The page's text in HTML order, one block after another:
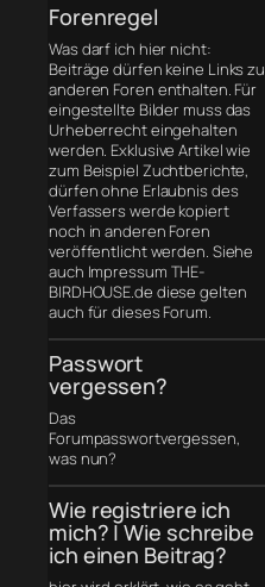
Forenregel
Was darf ich hier nicht:
Beiträge dürfen keine Links zu
anderen Foren enthalten. Für
eingestellte Bilder muss das
Urheberrecht eingehalten
werden. Exklusive Artikel wie
zum Beispiel Zuchtberichte,
dürfen ohne Erlaubnis des
Verfassers werde kopiert
noch in anderen Foren
veröffentlicht werden. Siehe
auch Impressum THE-
BIRDHOUSE.de diese gelten
auch für dieses Forum.
Passwort
vergessen?
Das
Forumpasswortvergessen,
was nun?
Wie registriere ich
mich? | Wie schreibe
ich einen Beitrag?